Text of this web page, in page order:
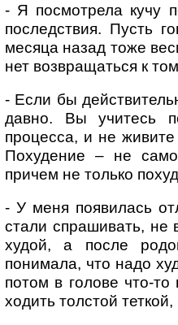
- Я посмотрела кучу
последствия. Пусть
месяца назад тоже
нет возвращаться к
- Если бы
давно. Вы учитесь
процесса, и не
Похудение – не
причем не только
- У меня появилась
стали спрашивать,
худой, а после
понимала, что надо
потом в голове что-
ходить толстой